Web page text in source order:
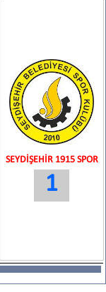
SEYDİŞEHİR 1915 SPOR
1